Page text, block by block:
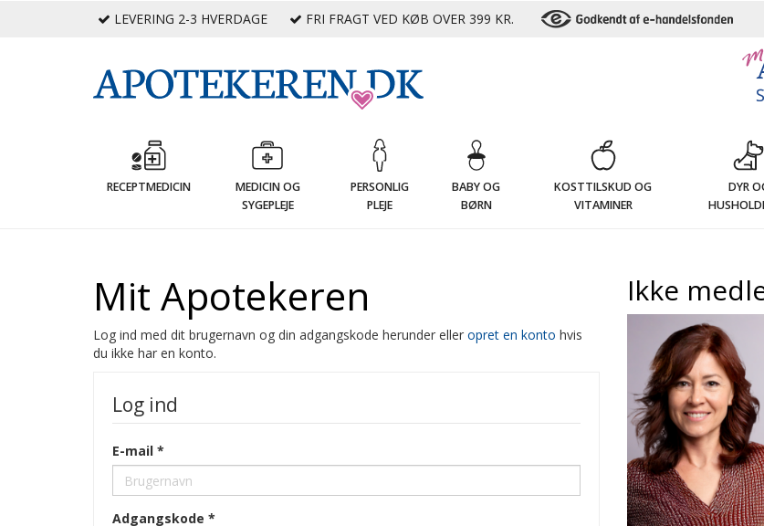
LEVERING 2-3 HVERDAGE FRI FRAGT VED KØB OVER 399 KR.
RECEPTMEDICIN
MEDICIN OG
SYGEPLEJE
PERSONLIG
PLEJE
BABY OG
BØRN
KOSTTILSKUD OG
VITAMINER
DYR
Mit Apotekeren
Log ind med dit brugernavn og din adgangskode herunder eller opret en konto hvis
du ikke har en konto.
Log ind
E-mail
Adgangskode
Ikke